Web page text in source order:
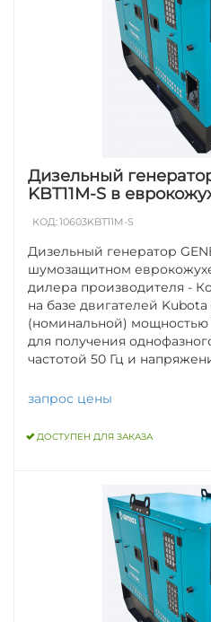
Дизельный
KBT11M-S в
КОД:10603KBT11M-S
Дизельный генератор
шумозащитном
дилера производителя -
на базе двигателей
(номинальной) мощностью
для получения
частотой 50 Гц и
запрос цены
ДОСТУПЕН ДЛЯ ЗАКАЗА